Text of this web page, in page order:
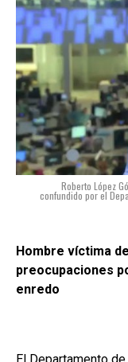
Roberto López
confundido por el
Hombre víctima
preocupaciones
enredo